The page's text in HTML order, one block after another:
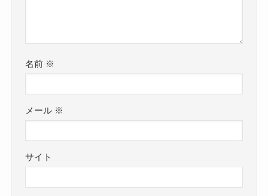
名前 ※
メール ※
サイト